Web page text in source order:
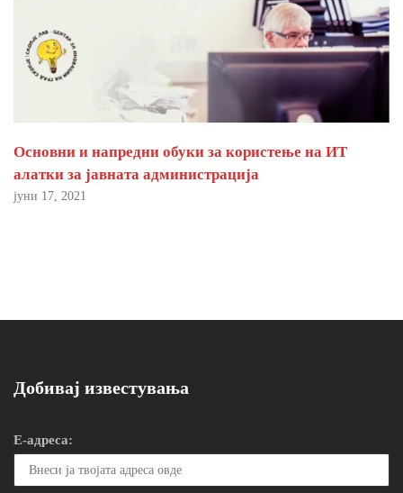
Основни и напредни обуки за користење на ИТ
алатки за јавната администрација
јуни 17, 2021
Добивај известувања
Е-адреса: